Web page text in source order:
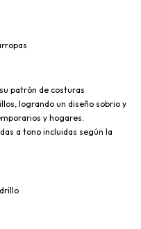
patrón de costuras
logrando un diseño sobrio y
y hogares.
a tono incluidas según la